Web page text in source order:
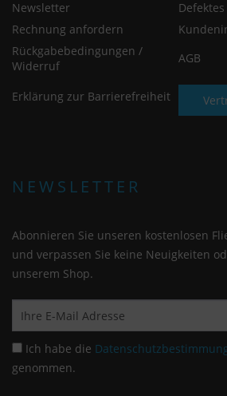
Newsletter
Rechnung anfordern
Rückgabebedingungen /
Widerruf
AGB
Erklärung zur Barrierefreiheit
NEWSLETTER
Abonnieren Sie unseren kostenlosen
und verpassen Sie keine Neuigkeiten
unserem Shop.
Ich habe die
genommen.